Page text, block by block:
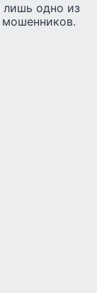
лишь одно из